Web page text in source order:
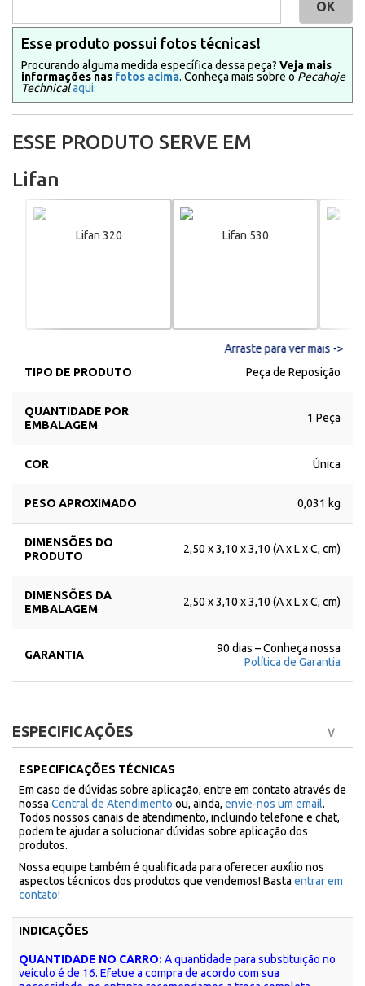
Esse produto possui fotos técnicas!
Procurando alguma medida específica dessa peça? Veja mais
informações nas fotos acima. Conheça mais sobre o Pecahoje
Technicalaqui.
ESSE PRODUTO SERVE EM
Lifan
Lifan 320 Lifan 530
Arraste para ver mais ->
TIPO DE PRODUTO
Peça de Reposição
QUANTIDADE POR
EMBALAGEM
1 Peça
COR Única
PESO APROXIMADO 0,031 kg
DIMENSÕES DO
PRODUTO
2,50 x 3,10 x 3,10 (A x L x C, cm)
DIMENSÕES DA
EMBALAGEM
2,50 x 3,10 x 3,10 (A x L x C, cm)
GARANTIA
90 dias – Conheça nossa
Política de Garantia
ESPECIFICAÇÕES
ESPECIFICAÇÕES TÉCNICAS
Em caso de dúvidas sobre aplicação, entre em contato através de
nossa Central de Atendimento ou, ainda, envie-nos um email.
Todos nossos canais de atendimento, incluindo telefone e chat,
podem te ajudar a solucionar dúvidas sobre aplicação dos
produtos.
Nossa equipe também é qualificada para oferecer auxílio nos
aspectos técnicos dos produtos que vendemos! Basta entrar em
contato!
INDICAÇÕES
QUANTIDADE NO CARRO: A quantidade para substituição no
veículo é de 16. Efetue a compra de acordo com sua